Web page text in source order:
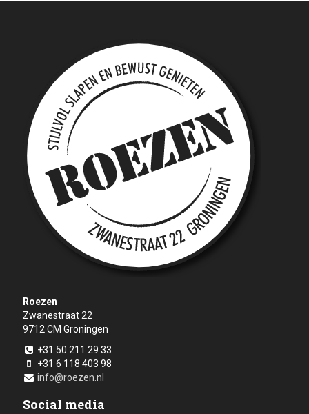
Roezen
Zwanestraat 22
9712 CM Groningen
+31 50 211 29 33
+31 6 118 403 98
info@roezen.nl
Social media